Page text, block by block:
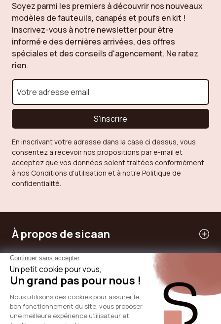
Soyez parmi les premiers à découvrir nos nouveaux
modèles de fauteuils, canapés et poufs en kit !
Inscrivez-vous à notre newsletter pour être
informé·e des dernières arrivées, des offres
spéciales et des conseils d'agencement. Ne ratez
rien.
S'inscrire
En inscrivant votre adresse dans la case ci dessus, vous
consentez à recevoir nos propositions par e-mail et
acceptez que vos données soient traitées conformément
à nos Conditions d'utilisation et à notre Politique de
confidentialité.
À propos de sicaan
Nos services
Besoin d'aide
International